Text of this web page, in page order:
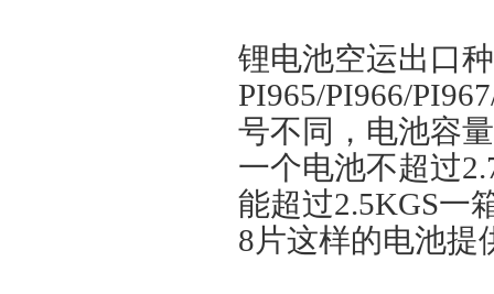
锂电池空运出口
PI965/PI966/
号不同，电池容
一个电池不超过
能超过2.5KGS一
8片这样的电池提